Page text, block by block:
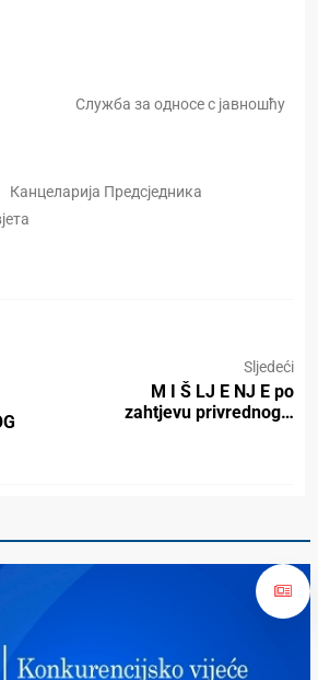
односе с јавношћу
Предсједника
Sljedeći
M I Š LJ E NJ E po
zahtjevu privrednog…